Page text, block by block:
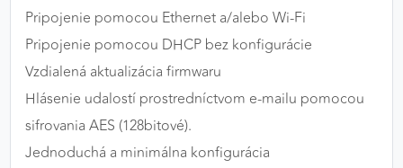
Pripojenie pomocou Ethernet a/alebo Wi-Fi
Pripojenie pomocou DHCP bez konfigurácie
Vzdialená aktualizácia firmwaru
Hlásenie udalostí prostredníctvom e-mailu pomocou
sifrovania AES (128bitové).
Jednoduchá a minimálna konfigurácia